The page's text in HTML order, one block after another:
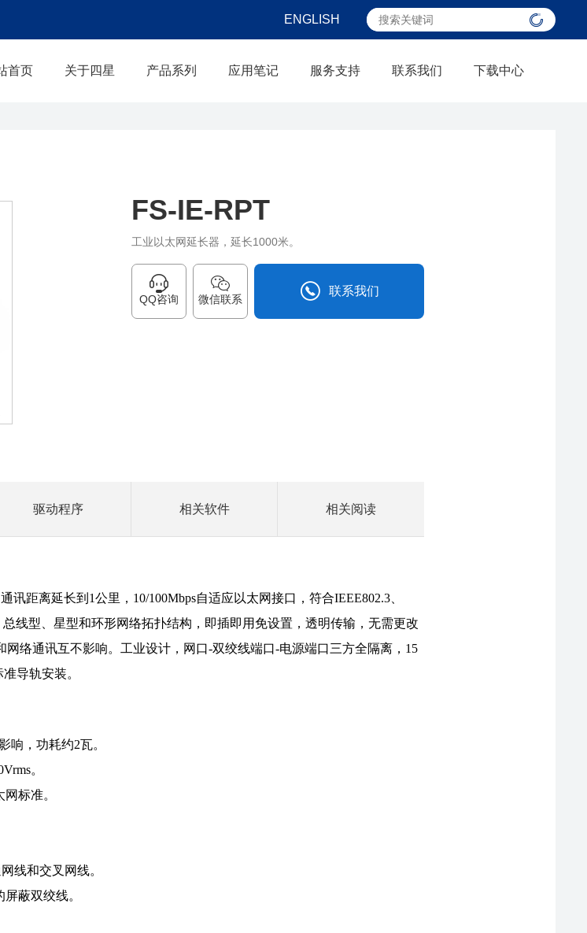
ENGLISH
首页 关于四星 产品系列 应用笔记 服务支持 联系我们 下载中心
FS-IE-RPT
工业以太网延长器，延长1000米。
QQ咨询 微信联系
联系我们
驱动程序 相关软件 相关阅读
距离延长到1公里，10/100Mbps自适应以太网接口，符合IEEE802.3、
线型、星型和环形网络拓扑结构，即插即用免设置，透明传输，无需更改
网络通讯互不影响。工业设计，网口-双绞线端口-电源端口三方全隔离，15
导轨安装。
响，功耗约2瓦。
。
标准。
线和交叉网线。
蔽双绞线。